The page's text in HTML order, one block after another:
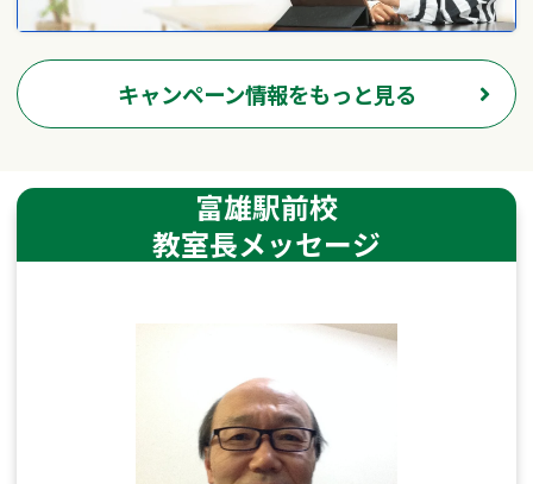
キャンペーン情報をもっと見る
富雄駅前校
教室長メッセージ